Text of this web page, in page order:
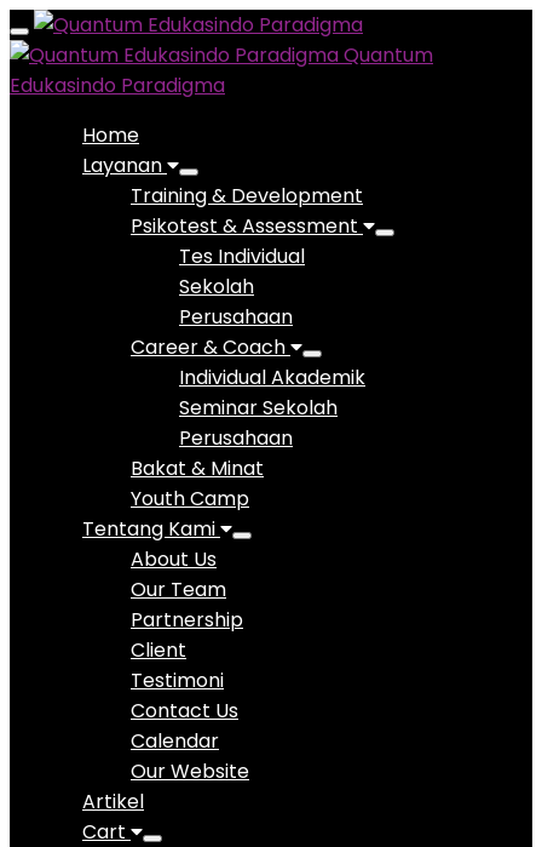
Toggle
navigation
Quantum
Edukasindo Paradigma
Home
Layanan
Training & Development
Psikotest & Assessment
Tes Individual
Sekolah
Perusahaan
Career & Coach
Individual Akademik
Seminar Sekolah
Perusahaan
Bakat & Minat
Youth Camp
Tentang Kami
About Us
Our Team
Partnership
Client
Testimoni
Contact Us
Calendar
Our Website
Artikel
Cart